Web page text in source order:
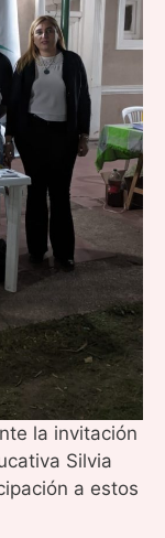
la invitación
Silvia
a estos